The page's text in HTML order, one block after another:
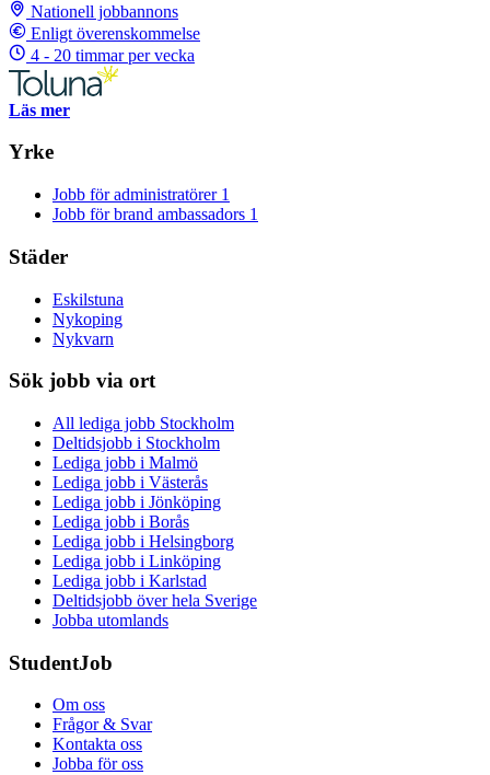
Nationell jobbannons
Enligt överenskommelse
4 - 20 timmar per vecka
Läs mer
Yrke
Jobb för administratörer 1
Jobb för brand ambassadors 1
Städer
Eskilstuna
Nykoping
Nykvarn
Sök jobb via ort
All lediga jobb Stockholm
Deltidsjobb i Stockholm
Lediga jobb i Malmö
Lediga jobb i Västerås
Lediga jobb i Jönköping
Lediga jobb i Borås
Lediga jobb i Helsingborg
Lediga jobb i Linköping
Lediga jobb i Karlstad
Deltidsjobb över hela Sverige
Jobba utomlands
StudentJob
Om oss
Frågor & Svar
Kontakta oss
Jobba för oss